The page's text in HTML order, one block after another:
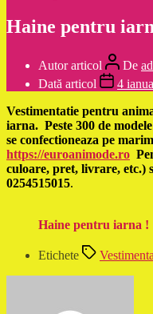
Haine pentru
Autor articol De
Dată articol
4
Vestimentatie pentru
iarna. Peste 300 de
se confectioneaza pe
https://euroanimode.ro
culoare, pret, livrare, etc.)
0254515015.
Haine pentru iarna !
Etichete